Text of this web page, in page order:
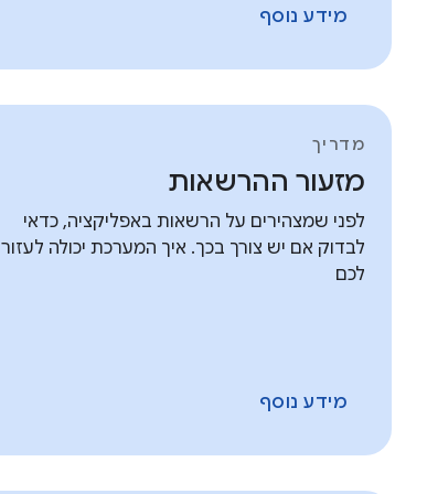
מידע נוסף
מדריך
מזעור ההרשאות
לפני שמצהירים על הרשאות באפליקציה, כדאי
לבדוק אם יש צורך בכך. איך המערכת יכולה לעזור
לכם
מידע נוסף